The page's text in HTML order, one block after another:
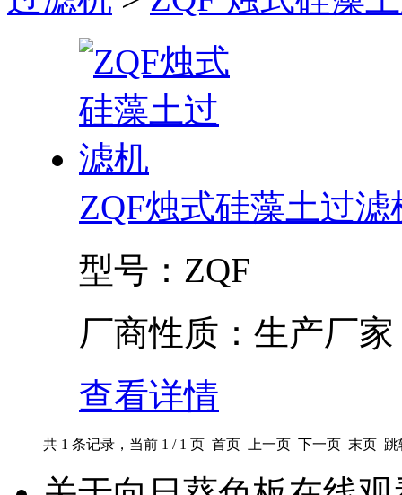
ZQF烛式硅藻土过滤
型号： ZQF
厂商性质： 生产厂家
查看详情
共 1 条记录，当前 1 / 1 页 首页 上一页 下一页 末页